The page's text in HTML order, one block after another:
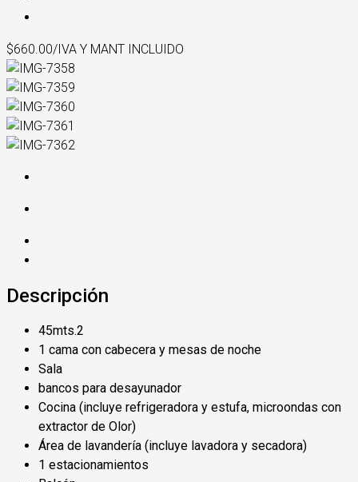
$660.00/IVA Y MANT INCLUIDO
Descripción
45mts.2
1 cama con cabecera y mesas de noche
Sala
bancos para desayunador
Cocina (incluye refrigeradora y estufa, microondas con
extractor de Olor)
Área de lavandería (incluye lavadora y secadora)
1 estacionamientos